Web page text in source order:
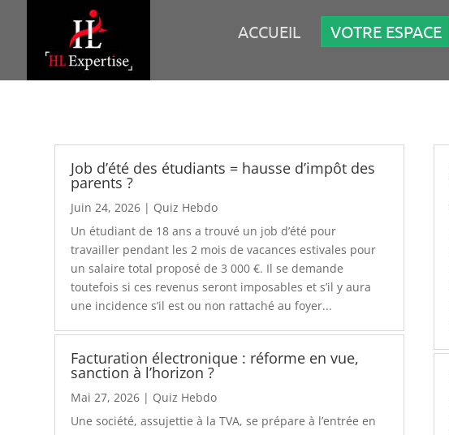
ACCUEIL VOTRE ESPACE
Job d’été des étudiants = hausse d’impôt des
parents ?
Juin 24, 2026 | Quiz Hebdo
Un étudiant de 18 ans a trouvé un job d’été pour
travailler pendant les 2 mois de vacances estivales pour
un salaire total proposé de 3 000 €. Il se demande
toutefois si ces revenus seront imposables et s’il y aura
une incidence s’il est ou non rattaché au foyer...
Facturation électronique : réforme en vue,
sanction à l’horizon ?
Mai 27, 2026 | Quiz Hebdo
Une société, assujettie à la TVA, se prépare à l’entrée en